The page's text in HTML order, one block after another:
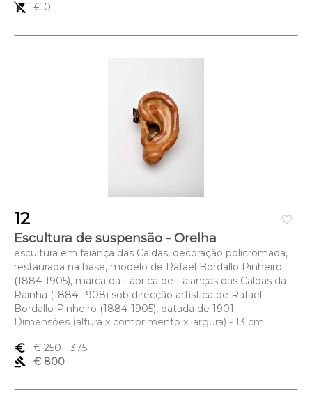
remove_shopping_cart
€ 0
favorite_border
12
Escultura de suspensão - Orelha
escultura em faiança das Caldas, decoração policromada,
restaurada na base, modelo de Rafael Bordallo Pinheiro
(1884-1905), marca da Fábrica de Faianças das Caldas da
Rainha (1884-1908) sob direcção artística de Rafael
Bordallo Pinheiro (1884-1905), datada de 1901
Dimensões (altura x comprimento x largura) - 13 cm
euro_symbol € 250 - 375
gavel
€ 800